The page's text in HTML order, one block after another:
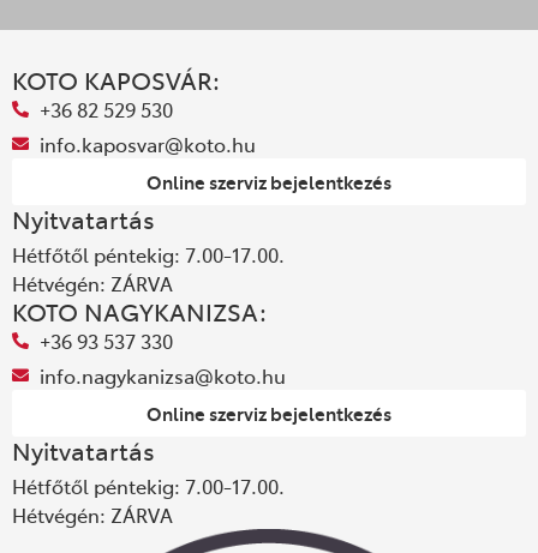
KOTO KAPOSVÁR:
+36 82 529 530
info.kaposvar@koto.hu
Online szerviz bejelentkezés
Nyitvatartás
Hétfőtől péntekig: 7.00-17.00.
Hétvégén: ZÁRVA
KOTO NAGYKANIZSA:
+36 93 537 330
info.nagykanizsa@koto.hu
Online szerviz bejelentkezés
Nyitvatartás
Hétfőtől péntekig: 7.00-17.00.
Hétvégén: ZÁRVA